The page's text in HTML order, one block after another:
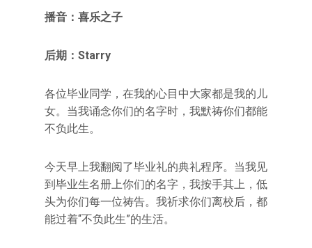
播音：喜乐之子
后期：Starry
各位毕业同学，在我的心目中大家都是我的儿
女。当我诵念你们的名字时，我默祷你们都能
不负此生。
今天早上我翻阅了毕业礼的典礼程序。当我见
到毕业生名册上你们的名字，我按手其上，低
头为你们每一位祷告。我祈求你们离校后，都
能过着“不负此生”的生活。